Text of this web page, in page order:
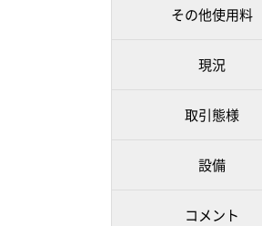
その他使用料
現況
取引態様
設備
コメント